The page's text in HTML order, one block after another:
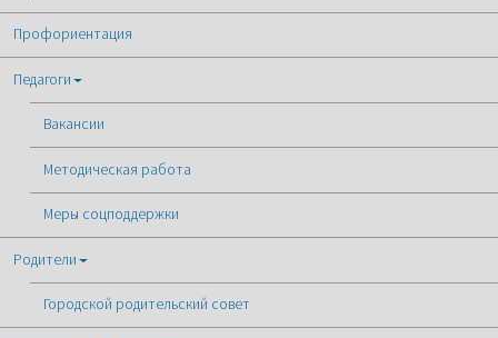
Профориентация
Педагоги
Вакансии
Методическая работа
Меры соцподдержки
Родители
Городской родительский совет